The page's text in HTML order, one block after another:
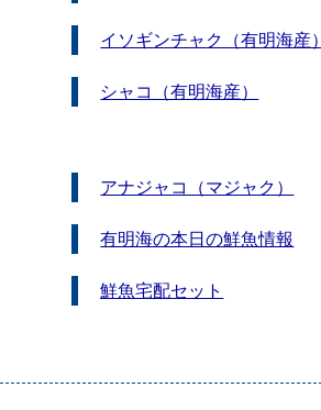
イソギンチャク（有明海産）
シャコ（有明海産）
アナジャコ（マジャク）
有明海の本日の鮮魚情報
鮮魚宅配セット